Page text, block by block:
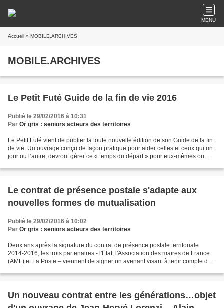
MENU
Accueil » MOBILE.ARCHIVES
MOBILE.ARCHIVES
Le Petit Futé Guide de la fin de vie 2016
Publié le 29/02/2016 à 10:31
Par Or gris : seniors acteurs des territoires
Le Petit Futé vient de publier la toute nouvelle édition de son Guide de la fin
de vie. Un ouvrage conçu de façon pratique pour aider celles et ceux qui un
jour ou l’autre, devront gérer ce « temps du départ » pour eux-mêmes ou
Le contrat de présence postale s'adapte aux
nouvelles formes de mutualisation
Publié le 29/02/2016 à 10:02
Par Or gris : seniors acteurs des territoires
Deux ans après la signature du contrat de présence postale territoriale
2014-2016, les trois partenaires - l'Etat, l'Association des maires de France
(AMF) et La Poste – viennent de signer un avenant visant à tenir compte de
Un nouveau contrat entre les générations…objet